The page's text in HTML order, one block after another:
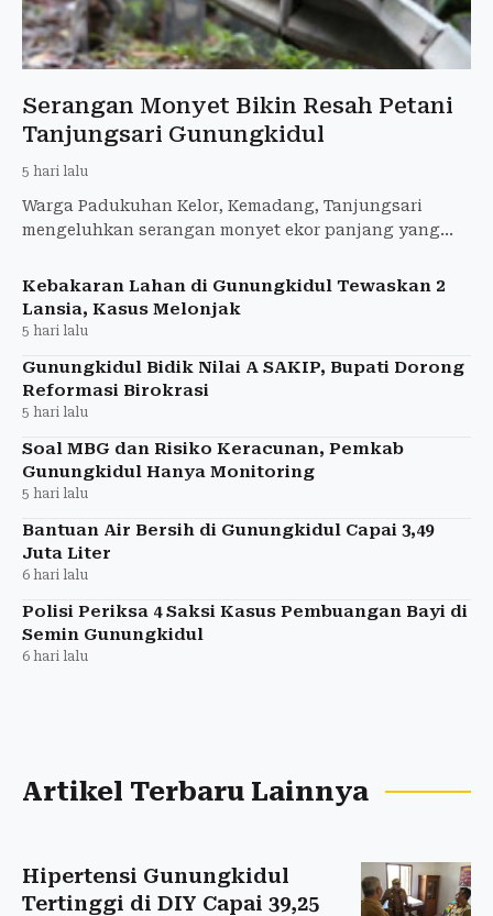
Serangan Monyet Bikin Resah Petani
Tanjungsari Gunungkidul
5 hari lalu
Warga Padukuhan Kelor, Kemadang, Tanjungsari
mengeluhkan serangan monyet ekor panjang yang
gagal panen.
Kebakaran Lahan di Gunungkidul Tewaskan 2
Lansia, Kasus Melonjak
5 hari lalu
Gunungkidul Bidik Nilai A SAKIP, Bupati Dorong
Reformasi Birokrasi
5 hari lalu
Soal MBG dan Risiko Keracunan, Pemkab
Gunungkidul Hanya Monitoring
5 hari lalu
Bantuan Air Bersih di Gunungkidul Capai 3,49
Juta Liter
6 hari lalu
Polisi Periksa 4 Saksi Kasus Pembuangan Bayi di
Semin Gunungkidul
6 hari lalu
Artikel Terbaru Lainnya
Hipertensi Gunungkidul
Tertinggi di DIY Capai 39,25